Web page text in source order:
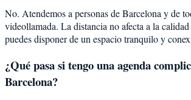
No. Atendemos a personas de Barcelona y de
videollamada. La distancia no afecta a la
puedes disponer de un espacio tranquilo y
¿Qué pasa si tengo una agenda
Barcelona?